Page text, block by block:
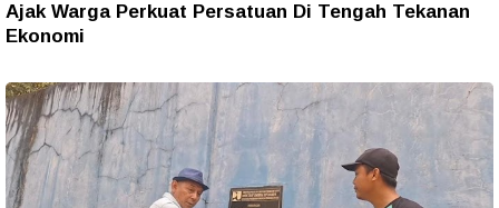
Ajak Warga Perkuat Persatuan Di Tengah Tekanan
Ekonomi